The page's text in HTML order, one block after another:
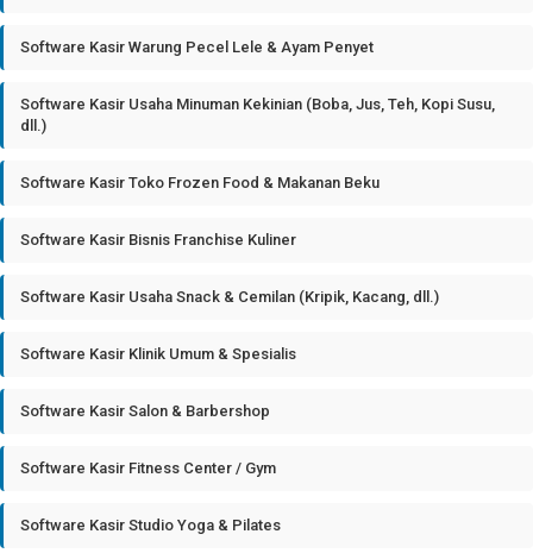
Software Kasir Warung Pecel Lele & Ayam Penyet
Software Kasir Usaha Minuman Kekinian (Boba, Jus, Teh, Kopi Susu,
dll.)
Software Kasir Toko Frozen Food & Makanan Beku
Software Kasir Bisnis Franchise Kuliner
Software Kasir Usaha Snack & Cemilan (Kripik, Kacang, dll.)
Software Kasir Klinik Umum & Spesialis
Software Kasir Salon & Barbershop
Software Kasir Fitness Center / Gym
Software Kasir Studio Yoga & Pilates